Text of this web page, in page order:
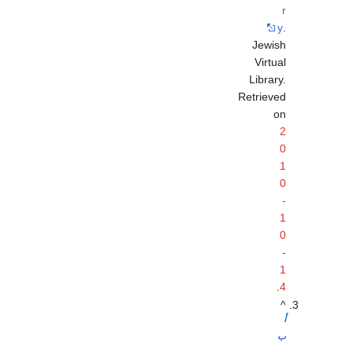
r
y
Jewish
Virtual
Library.
Retrieved
on
2
0
1
0
-
1
0
-
1
4
.
^
أ
ب